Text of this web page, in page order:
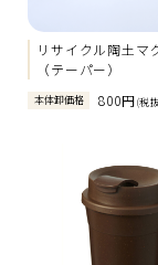
リサイクル陶土マ
（テーパー）
本体卸価格 800円(税